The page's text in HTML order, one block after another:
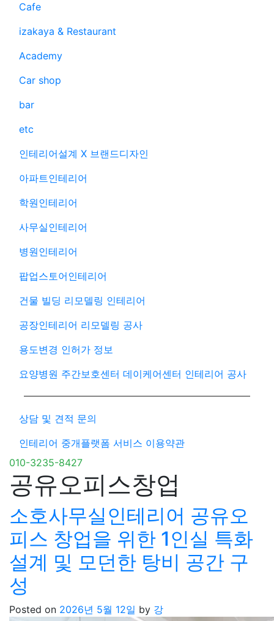
Cafe
izakaya & Restaurant
Academy
Car shop
bar
etc
인테리어설계 X 브랜드디자인
아파트인테리어
학원인테리어
사무실인테리어
병원인테리어
팝업스토어인테리어
건물 빌딩 리모델링 인테리어
공장인테리어 리모델링 공사
용도변경 인허가 정보
요양병원 주간보호센터 데이케어센터 인테리어 공사
상담 및 견적 문의
인테리어 중개플랫폼 서비스 이용약관
010-3235-8427
공유오피스창업
소호사무실인테리어 공유오
피스 창업을 위한 1인실 특화
설계 및 모던한 탕비 공간 구
성
Posted on 2026년 5월 12일 by 강